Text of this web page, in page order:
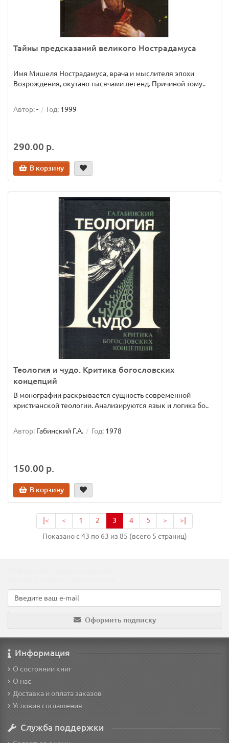
Тайны предсказаний великого Нострадамуса
Имя Мишеля Нострадамуса, врача и мыслителя эпохи
Возрождения, окутано тысячами легенд. Причиной тому..
Автор:- Год: 1999
290.00 р.
В корзину
Теология и чудо. Критика богословских
концепций
В монографии раскрывается сущность современной
христианской теологии. Анализируются язык и логика бо..
Автор: Габинский Г.А. Год: 1978
150.00 р.
В корзину
|< < 1 2 3 4 5 >
>|
Показано с 43 по 63 из 85 (всего 5 страниц)
Оформить подписку
Информация
О состоянии книг
О нас
Доставка и оплата заказов
Условия соглашения
Служба поддержки